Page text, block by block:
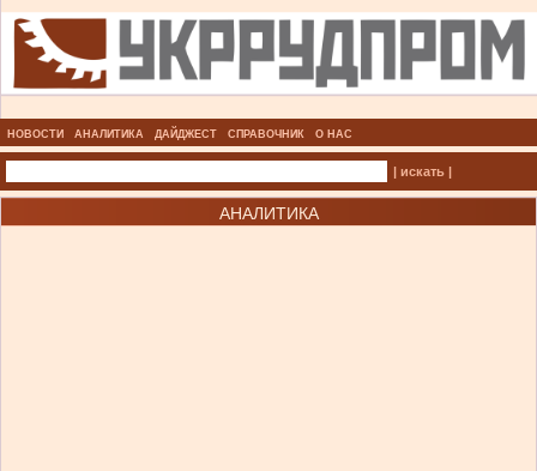
НОВОСТИ АНАЛИТИКА ДАЙДЖЕСТ СПРАВОЧНИК О НАС
| искать |
АНАЛИТИКА